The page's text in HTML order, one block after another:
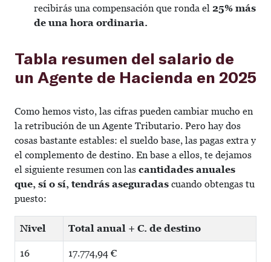
recibirás una compensación que ronda el 25% más
de una hora ordinaria.
Tabla resumen del salario de
un Agente de Hacienda en 2025
Como hemos visto, las cifras pueden cambiar mucho en
la retribución de un Agente Tributario. Pero hay dos
cosas bastante estables: el sueldo base, las pagas extra y
el complemento de destino. En base a ellos, te dejamos
el siguiente resumen con las cantidades anuales
que, sí o sí, tendrás aseguradas cuando obtengas tu
puesto:
Nivel Total anual + C. de destino
16 17.774,94 €